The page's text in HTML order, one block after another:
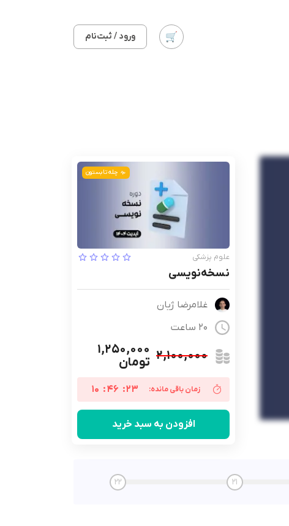
ورود / ثبت‌نام
چله تابستون
علوم پزشکی
نسخه‌نویسی
غلامرضا ژیان
20 ساعت
۲,۱۰۰,۰۰۰ ۱,۲۵۰,۰۰۰
تومان
زمان باقی مانده: 22
:
46
:
10
افزودن به سبد خرید
21
22